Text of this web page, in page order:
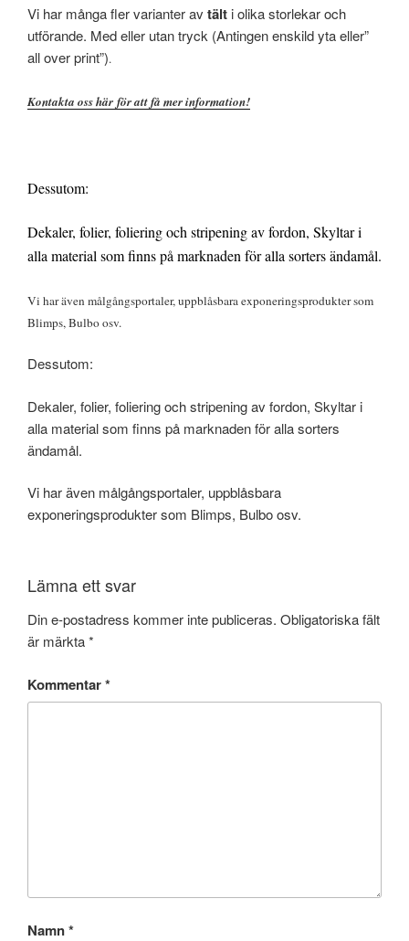
Vi har många fler varianter av tält i olika storlekar och
utförande. Med eller utan tryck (Antingen enskild yta eller”
all over print”).
Kontakta oss här för att få mer information!
Dessutom:
Dekaler, folier, foliering och stripening av fordon, Skyltar i
alla material som finns på marknaden för alla sorters ändamål.
Vi har även målgångsportaler, uppblåsbara exponeringsprodukter som
Blimps, Bulbo osv.
Dessutom:
Dekaler, folier, foliering och stripening av fordon, Skyltar i
alla material som finns på marknaden för alla sorters
ändamål.
Vi har även målgångsportaler, uppblåsbara
exponeringsprodukter som Blimps, Bulbo osv.
Lämna ett svar
Din e-postadress kommer inte publiceras. Obligatoriska fält
är märkta*
Kommentar*
Namn*